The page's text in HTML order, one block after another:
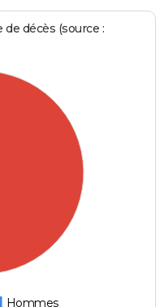
décès (source :
Hommes